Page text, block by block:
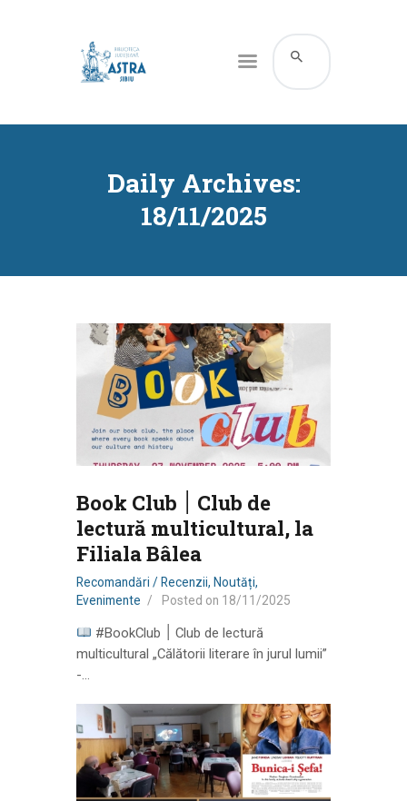
Daily Archives:
18/11/2025
CATALOG ONLINE
RESURSE
SERVICII
CONTACT
CONTUL MEU
Book Club ׀ Club de
lectură multicultural, la
Filiala Bâlea
Recomandări / Recenzii, Noutăți,
Evenimente
Posted on 18/11/2025
#BookClub ׀ Club de lectură
multicultural „Călătorii literare în jurul lumii”
-…